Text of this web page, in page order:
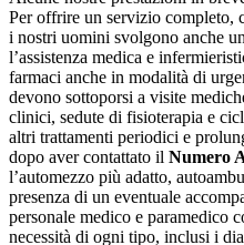
Per offrire un servizio completo,
i nostri uomini svolgono anche
l’assistenza medica e
farmaci anche in modalità di
devono sottoporsi a visite
clinici, sedute di fisioterapia e
altri trattamenti periodici e
dopo aver contattato il Numero
l’automezzo più adatto,
presenza di un eventuale
personale medico e paramedico
necessità di ogni tipo, inclusi i